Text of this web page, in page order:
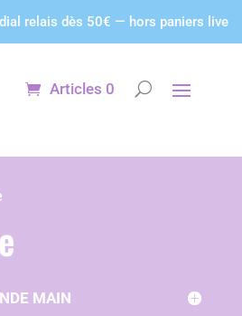
relais dès 50€ — hors paniers live
Articles 0
MAIN